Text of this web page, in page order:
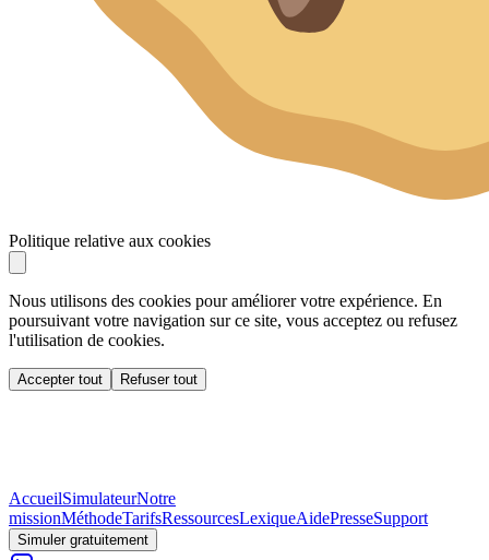
Politique relative aux cookies
Nous utilisons des cookies pour améliorer votre expérience. En
poursuivant votre navigation sur ce site, vous acceptez ou refusez
l'utilisation de cookies.
Accepter tout Refuser tout
AccueilSimulateurNotre
missionMéthodeTarifsRessourcesLexiqueAidePresseSupport
Simuler gratuitement